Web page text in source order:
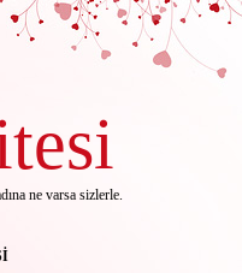
ne varsa sizlerle.